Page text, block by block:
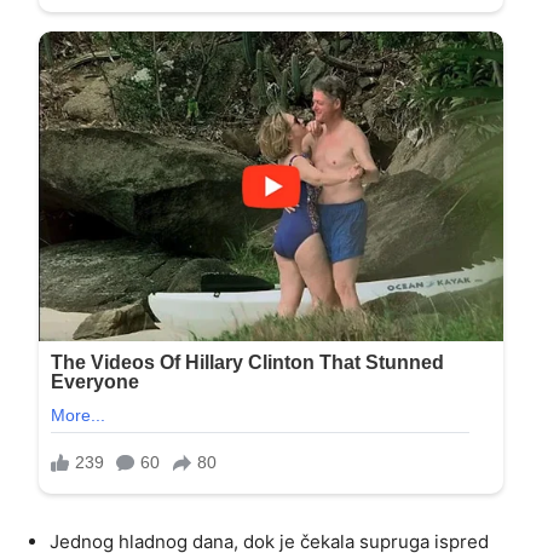
Jednog hladnog dana, dok je čekala supruga ispred